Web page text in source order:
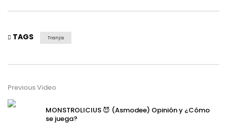
TAGS Tranjis
Previous Video
MONSTROLICIUS 😈 (Asmodee) Opinión y ¿Cómo
se juega?